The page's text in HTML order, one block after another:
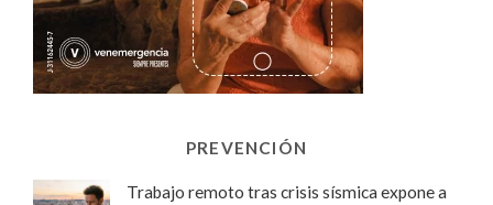
PREVENCIÓN
Trabajo remoto tras crisis sísmica expone a